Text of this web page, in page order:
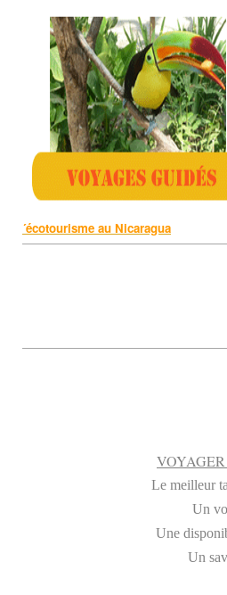
´écotourisme au Nicaragua
Le meilleur
Un
Une
Un